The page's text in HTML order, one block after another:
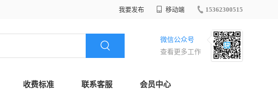
我要发布 移动端 15362300515
微信公众号
查看更多工作
收费标准 联系客服 会员中心